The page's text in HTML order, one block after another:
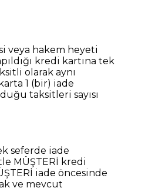
veya hakem heyeti
kredi kartına tek
olarak aynı
1 (bir) iade
taksitleri sayısı
seferde iade
MÜŞTERİ kredi
iade öncesinde
ve mevcut